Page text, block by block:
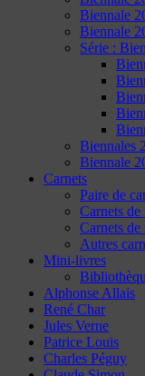
Biennale
Biennale
Série :
Biennales
Biennale
Carnets
Paire de
Carnets de
Carnets de
Autres
Mini-livres
Alphonse Allais
René Char
Jules Verne
Patrice Louis
Charles Péguy